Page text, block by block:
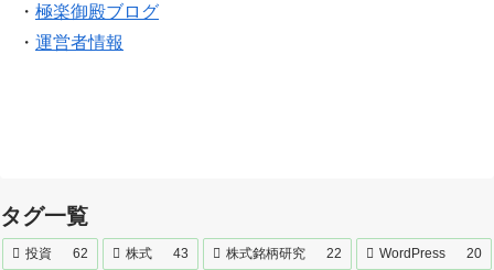
・ 極楽御殿ブログ
・ 運営者情報
タグ一覧
投資 62 株式 43 株式銘柄研究 22 WordPress 20